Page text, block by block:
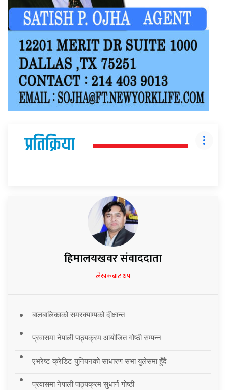
प्रतिक्रिया
हिमालयखवर संवाददाता
लेखकबाट थप
बालबालिकाको समरक्याम्पको दीक्षान्त
प्रवासमा नेपाली पाठ्यक्रम आयोजित गोष्ठी सम्पन्न
एभरेष्ट क्रेडिट युनियनको साधारण सभा युलेसमा हुँदै
प्रवासमा नेपाली पाठ्यक्रम सुधार्न गोष्ठी